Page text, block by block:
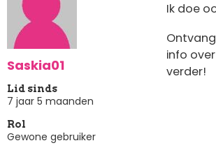
Saskia01
Lid sinds
7 jaar 5 maanden
Rol
Gewone gebruiker
Ik doe
info
verder!